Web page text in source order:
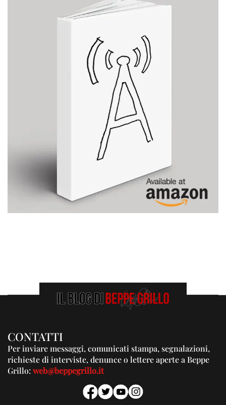
CONTATTI
Per inviare messaggi, comunicati stampa, segnalazioni,
richieste di interviste, denunce o lettere aperte a Beppe
Grillo:web@beppegrillo.it